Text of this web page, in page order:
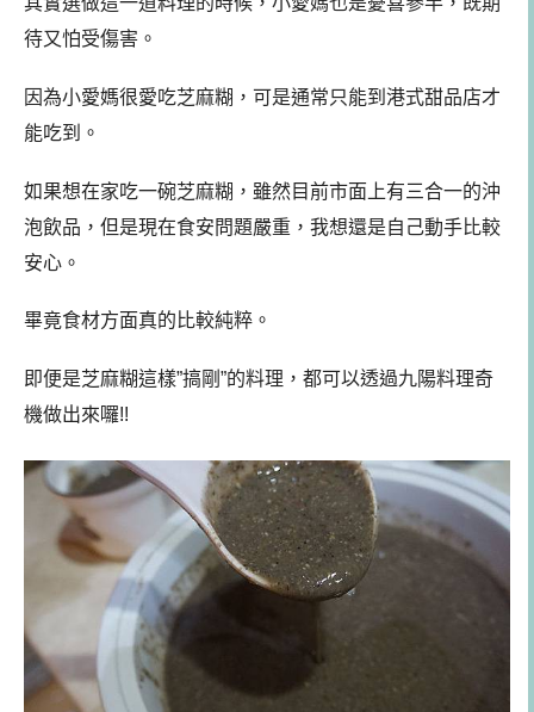
待又怕受傷害。
因為小愛媽很愛吃芝麻糊，可是通常只能到港式甜品店才
能吃到。
如果想在家吃一碗芝麻糊，雖然目前市面上有三合一的沖
泡飲品，但是現在食安問題嚴重，我想還是自己動手比較
安心。
畢竟食材方面真的比較純粹。
即便是芝麻糊這樣”搞剛”的料理，都可以透過九陽料理奇
機做出來囉!!